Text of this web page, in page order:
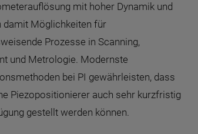
mit hoher Dynamik und
damit Möglichkeiten für
Prozesse in Scanning,
und Metrologie. Modernste
bei PI gewährleisten, dass
Piezopositionierer auch sehr kurzfristig
gestellt werden können.